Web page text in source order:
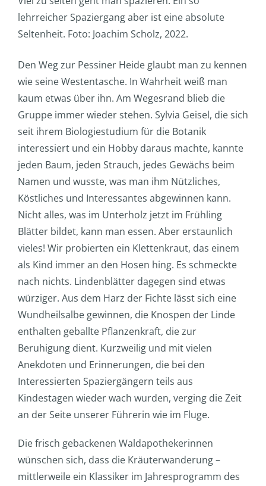
lehrreicher Spaziergang aber ist eine absolute
Seltenheit. Foto: Joachim Scholz, 2022.
Den Weg zur Pessiner Heide glaubt man zu kennen
wie seine Westentasche. In Wahrheit weiß man
kaum etwas über ihn. Am Wegesrand blieb die
Gruppe immer wieder stehen. Sylvia Geisel, die sich
seit ihrem Biologiestudium für die Botanik
interessiert und ein Hobby daraus machte, kannte
jeden Baum, jeden Strauch, jedes Gewächs beim
Namen und wusste, was man ihm Nützliches,
Köstliches und Interessantes abgewinnen kann.
Nicht alles, was im Unterholz jetzt im Frühling
Blätter bildet, kann man essen. Aber erstaunlich
vieles! Wir probierten ein Klettenkraut, das einem
als Kind immer an den Hosen hing. Es schmeckte
nach nichts. Lindenblätter dagegen sind etwas
würziger. Aus dem Harz der Fichte lässt sich eine
Wundheilsalbe gewinnen, die Knospen der Linde
enthalten geballte Pflanzenkraft, die zur
Beruhigung dient. Kurzweilig und mit vielen
Anekdoten und Erinnerungen, die bei den
Interessierten Spaziergängern teils aus
Kindestagen wieder wach wurden, verging die Zeit
an der Seite unserer Führerin wie im Fluge.
Die frisch gebackenen Waldapothekerinnen
wünschen sich, dass die Kräuterwanderung –
mittlerweile ein Klassiker im Jahresprogramm des